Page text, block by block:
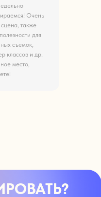
Очень
также
для
съемок,
классов и др.
место,